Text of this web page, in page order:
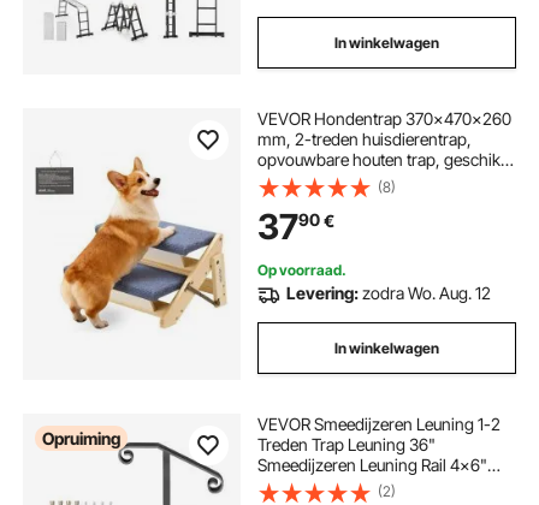
In winkelwagen
VEVOR Hondentrap 370x470x260
mm, 2-treden huisdierentrap,
opvouwbare houten trap, geschikt
voor kleine, middelgrote, grote en
oudere huisdieren, evenals puppy's
tot 50 kg, hondenladder voor
bedden, banken en auto's.
(8)
3790€
Op voorraad.
Levering:zodra Wo. Aug. 12
In winkelwagen
Opruiming
VEVOR Smeedijzeren Leuning 1-2
Treden Trap Leuning 36"
Smeedijzeren Leuning Rail 4x6"
Basisplaat Outdoor Indoor
(2)